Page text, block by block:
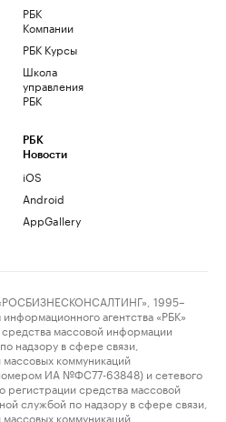
РБК
Компании
РБК Курсы
Школа
управления
РБК
РБК
Новости
iOS
Android
AppGallery
1995–
агентства «РБК»
массовой информации
надзору в сфере связи,
коммуникаций
ИА №ФС77-63848) и сетевого
регистрации средства массовой
службой по надзору в сфере связи,
коммуникаций